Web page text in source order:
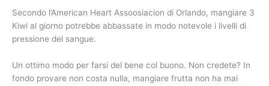
Secondo l’American Heart Assoosiacion di Orlando, mangiare 3
Kiwi al giorno potrebbe abbassate in modo notevole i livelli di
pressione del sangue.
Un ottimo modo per farsi del bene col buono. Non credete? In
fondo provare non costa nulla, mangiare frutta non ha mai